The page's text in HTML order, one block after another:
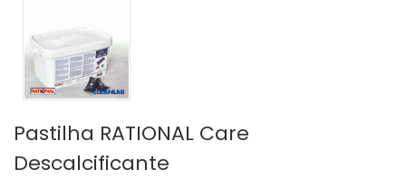
Pastilha RATIONAL Care
Descalcificante